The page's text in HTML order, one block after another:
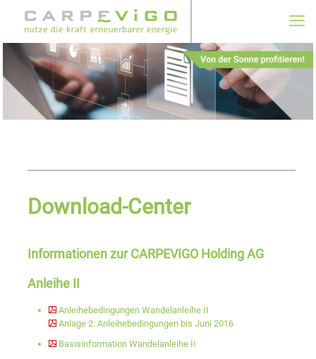
Download-Center
Informationen zur CARPEVIGO Holding AG
Anleihe II
Anleihebedingungen Wandelanleihe II
Anlage 2: Anleihebedingungen bis Juni 2016
Basisinformation Wandelanleihe II